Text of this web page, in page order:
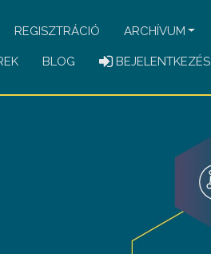
REGISZTRÁCIÓ ARCHÍVUM
BLOG BEJELENTKEZÉS